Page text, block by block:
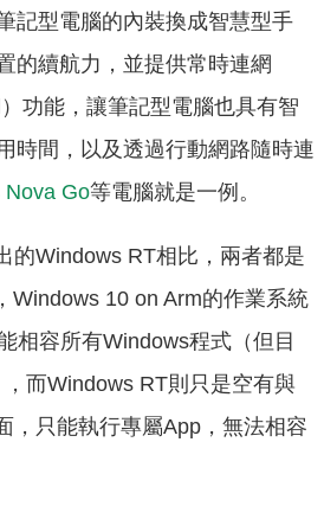
記型電腦的內裝換成智慧型手
的續航力，並提供常時連網
功能，讓筆記型電腦也具有智
時間，以及透過行動網路隨時連
Nova Go等電腦就是一例。
的Windows RT相比，兩者都是
Windows 10 on Arm的作業系統
相容所有Windows程式（但目
而Windows RT則只是空有與
，只能執行專屬App，無法相容